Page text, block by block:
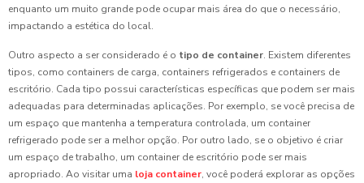
enquanto um muito grande pode ocupar mais área do que o necessário,
impactando a estética do local.
Outro aspecto a ser considerado é o tipo de container. Existem diferentes
tipos, como containers de carga, containers refrigerados e containers de
escritório. Cada tipo possui características específicas que podem ser mais
adequadas para determinadas aplicações. Por exemplo, se você precisa de
um espaço que mantenha a temperatura controlada, um container
refrigerado pode ser a melhor opção. Por outro lado, se o objetivo é criar
um espaço de trabalho, um container de escritório pode ser mais
apropriado. Ao visitar uma loja container, você poderá explorar as opções